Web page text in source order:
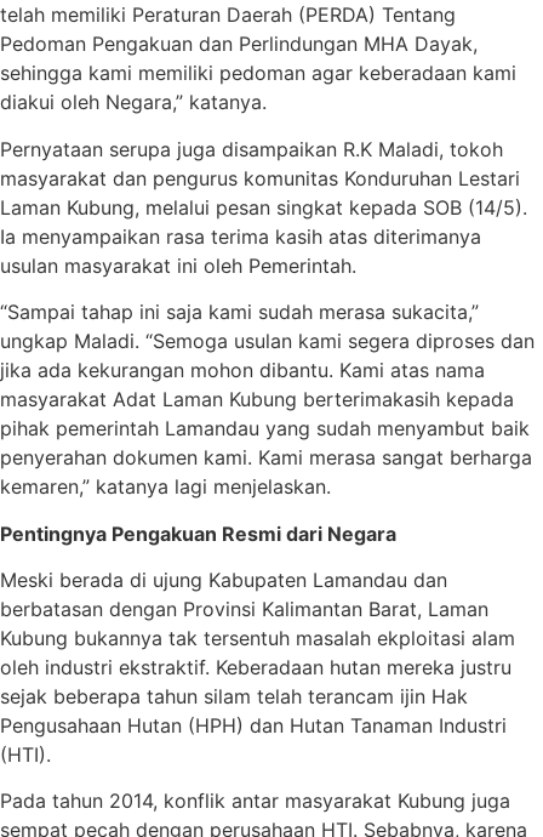
telah memiliki Peraturan Daerah (PERDA) Tentang
Pedoman Pengakuan dan Perlindungan MHA Dayak,
sehingga kami memiliki pedoman agar keberadaan kami
diakui oleh Negara,” katanya.
Pernyataan serupa juga disampaikan R.K Maladi, tokoh
masyarakat dan pengurus komunitas Konduruhan Lestari
Laman Kubung, melalui pesan singkat kepada SOB (14/5).
Ia menyampaikan rasa terima kasih atas diterimanya
usulan masyarakat ini oleh Pemerintah.
“Sampai tahap ini saja kami sudah merasa sukacita,”
ungkap Maladi. “Semoga usulan kami segera diproses dan
jika ada kekurangan mohon dibantu. Kami atas nama
masyarakat Adat Laman Kubung berterimakasih kepada
pihak pemerintah Lamandau yang sudah menyambut baik
penyerahan dokumen kami. Kami merasa sangat berharga
kemaren,” katanya lagi menjelaskan.
Pentingnya Pengakuan Resmi dari Negara
Meski berada di ujung Kabupaten Lamandau dan
berbatasan dengan Provinsi Kalimantan Barat, Laman
Kubung bukannya tak tersentuh masalah ekploitasi alam
oleh industri ekstraktif. Keberadaan hutan mereka justru
sejak beberapa tahun silam telah terancam ijin Hak
Pengusahaan Hutan (HPH) dan Hutan Tanaman Industri
(HTI).
Pada tahun 2014, konflik antar masyarakat Kubung juga
sempat pecah dengan perusahaan HTI. Sebabnya, karena